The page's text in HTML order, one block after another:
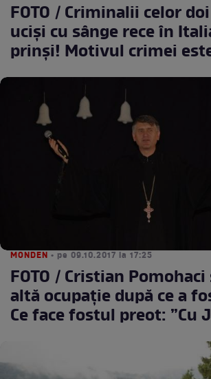
FOTO / Criminalii celor
uciși cu sânge rece în
prinși! Motivul crimei
MONDEN • pe 09.10.2017 la 17:25
FOTO / Cristian
altă ocupație după ce a
Ce face fostul preot: ”Cu